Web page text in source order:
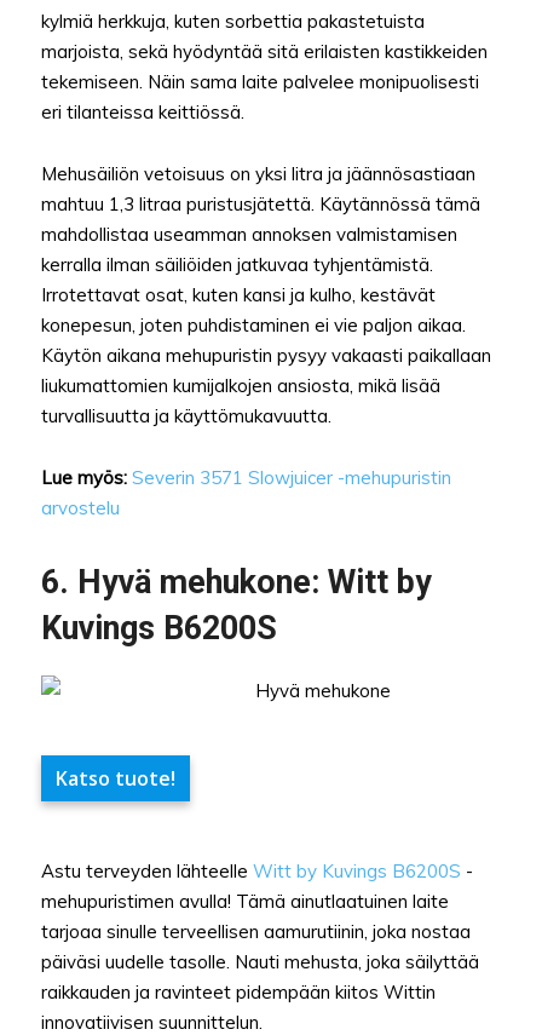
kylmiä herkkuja, kuten sorbettia pakastetuista
marjoista, sekä hyödyntää sitä erilaisten kastikkeiden
tekemiseen. Näin sama laite palvelee monipuolisesti
eri tilanteissa keittiössä.
Mehusäiliön vetoisuus on yksi litra ja jäännösastiaan
mahtuu 1,3 litraa puristusjätettä. Käytännössä tämä
mahdollistaa useamman annoksen valmistamisen
kerralla ilman säiliöiden jatkuvaa tyhjentämistä.
Irrotettavat osat, kuten kansi ja kulho, kestävät
konepesun, joten puhdistaminen ei vie paljon aikaa.
Käytön aikana mehupuristin pysyy vakaasti paikallaan
liukumattomien kumijalkojen ansiosta, mikä lisää
turvallisuutta ja käyttömukavuutta.
Lue myös: Severin 3571 Slowjuicer -mehupuristin
arvostelu
6. Hyvä mehukone: Witt by
Kuvings B6200S
Katso tuote!
Astu terveyden lähteelle Witt by Kuvings B6200S -
mehupuristimen avulla! Tämä ainutlaatuinen laite
tarjoaa sinulle terveellisen aamurutiinin, joka nostaa
päiväsi uudelle tasolle. Nauti mehusta, joka säilyttää
raikkauden ja ravinteet pidempään kiitos Wittin
innovatiivisen suunnittelun.